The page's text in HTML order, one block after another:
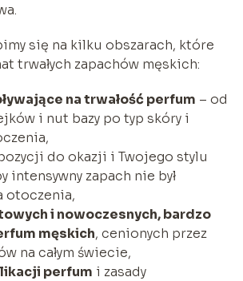
się na kilku obszarach, które
trwałych zapachów męskich:
na trwałość perfum – od
i nut bazy po typ skóry i
do okazji i Twojego stylu
intensywny zapach nie był
otoczenia,
i nowoczesnych, bardzo
męskich, cenionych przez
na całym świecie,
perfum i zasady